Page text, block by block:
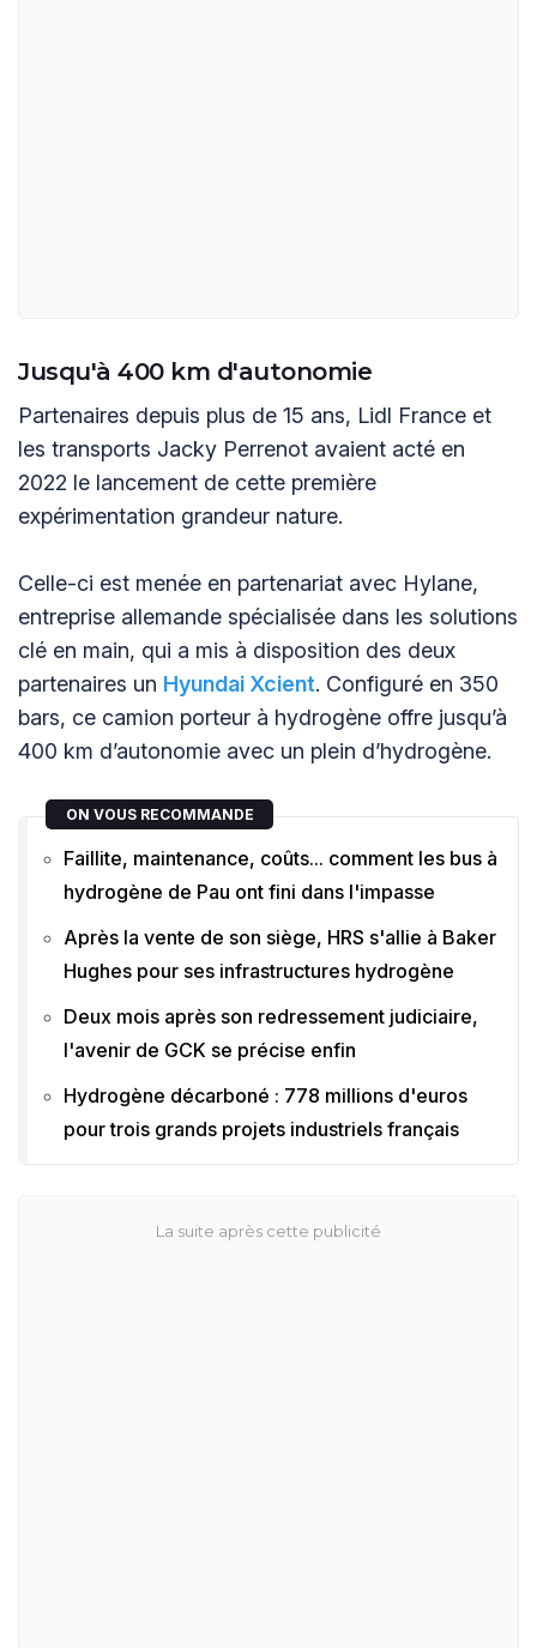
Jusqu'à 400 km d'autonomie
Partenaires depuis plus de 15 ans, Lidl France et
les transports Jacky Perrenot avaient acté en
2022 le lancement de cette première
expérimentation grandeur nature.
Celle-ci est menée en partenariat avec Hylane,
entreprise allemande spécialisée dans les solutions
clé en main, qui a mis à disposition des deux
partenaires un Hyundai Xcient. Configuré en 350
bars, ce camion porteur à hydrogène offre jusqu’à
400 km d’autonomie avec un plein d’hydrogène.
ON VOUS RECOMMANDE
Faillite, maintenance, coûts... comment les bus à
hydrogène de Pau ont fini dans l'impasse
Après la vente de son siège, HRS s'allie à Baker
Hughes pour ses infrastructures hydrogène
Deux mois après son redressement judiciaire,
l'avenir de GCK se précise enfin
Hydrogène décarboné : 778 millions d'euros
pour trois grands projets industriels français